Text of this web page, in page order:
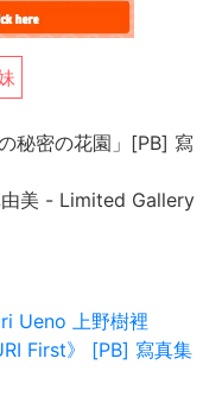
秘密の花園」[PB] 寫
美 - Limited Gallery